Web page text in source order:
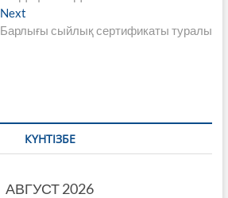
Next
post:
Барлығы сыйлық сертификаты туралы
КҮНТІЗБЕ
АВГУСТ 2026